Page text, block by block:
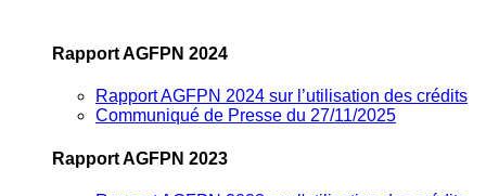
Rapport AGFPN 2024
Rapport AGFPN 2024 sur l’utilisation des crédits
Communiqué de Presse du 27/11/2025
Rapport AGFPN 2023